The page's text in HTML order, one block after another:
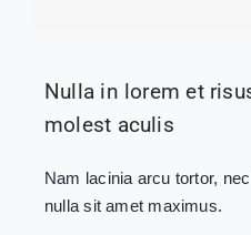
Nulla in lorem et
molest aculis
Nam lacinia arcu tortor,
nulla sit amet maximus.